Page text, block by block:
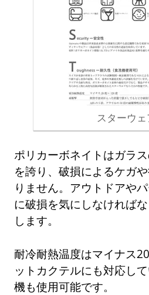
スターウ
ポリカーボネイトはガラ
を誇り、破損によるケガ
りません。アウトドアや
に破損を気にしなければ
します。
耐冷耐熱温度はマイナス
ットカクテルにも対応し
機も使用可能です。